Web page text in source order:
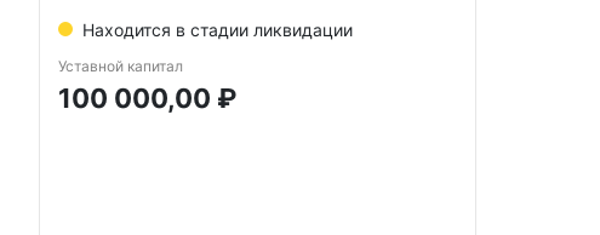
Находится в стадии ликвидации
Уставной капитал
100 000,00 ₽